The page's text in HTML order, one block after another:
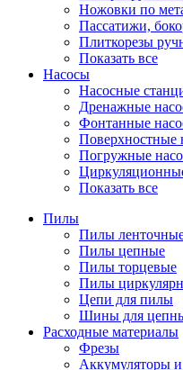
Ножовки по
Пассатижи,
Плиткорезы
Показать все
Насосы
Насосные
Дренажные
Фонтанные
Поверхностные
Погружные
Показать все
Пилы
Пилы
Пилы цепные
Пилы торцевые
Пилы
Цепи для пилы
Шины для
Расходные материалы
Фрезы
Аккумуляторы